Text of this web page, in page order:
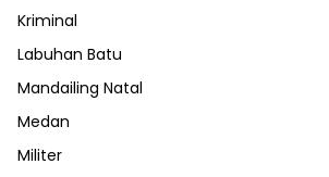
Kriminal
Labuhan Batu
Mandailing Natal
Medan
Militer